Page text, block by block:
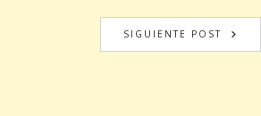
SIGUIENTE POST